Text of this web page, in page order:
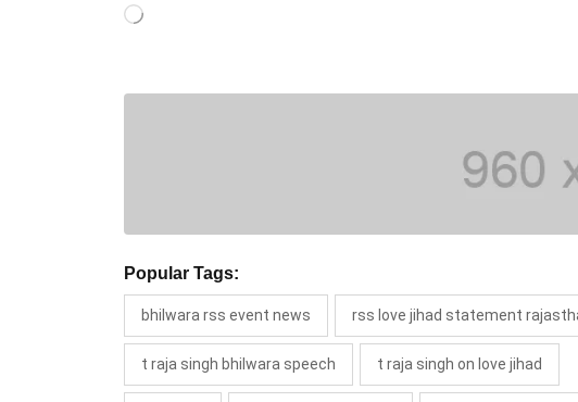
Loading…
Popular Tags:
bhilwara rss event news rss love jihad statement
t raja singh bhilwara speech t raja singh on love jihad